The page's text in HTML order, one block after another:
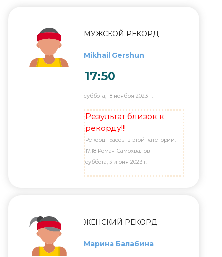
МУЖСКОЙ РЕКОРД
Mikhail Gershun
17:50
суббота, 18 ноября 2023 г.
Результат близок к
рекорду!!!
Рекорд трассы в этой категории:
17:18 Роман Самохвалов
суббота, 3 июня 2023 г.
ЖЕНСКИЙ РЕКОРД
Марина Балабина